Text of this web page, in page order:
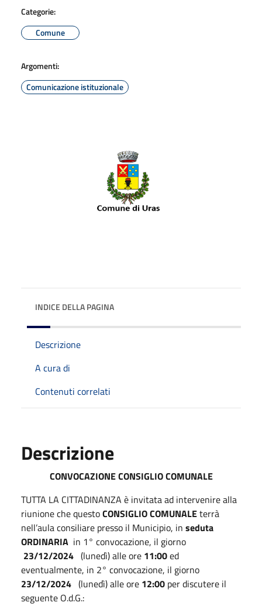
Categorie:
Comune
Argomenti:
Comunicazione istituzionale
INDICE DELLA PAGINA
Descrizione
A cura di
Contenuti correlati
Descrizione
CONVOCAZIONE CONSIGLIO COMUNALE
TUTTA LA CITTADINANZA è invitata ad intervenire alla
riunione che questoCONSIGLIO COMUNALEterrà
nell’aula consiliare presso il Municipio, in seduta
ORDINARIA in 1° convocazione, il giorno
23/12/2024 (lunedì) alle ore 11:00ed
eventualmente, in 2° convocazione, il giorno
23/12/2024 (lunedì) alle ore 12:00 per discutere il
seguente O.d.G.: